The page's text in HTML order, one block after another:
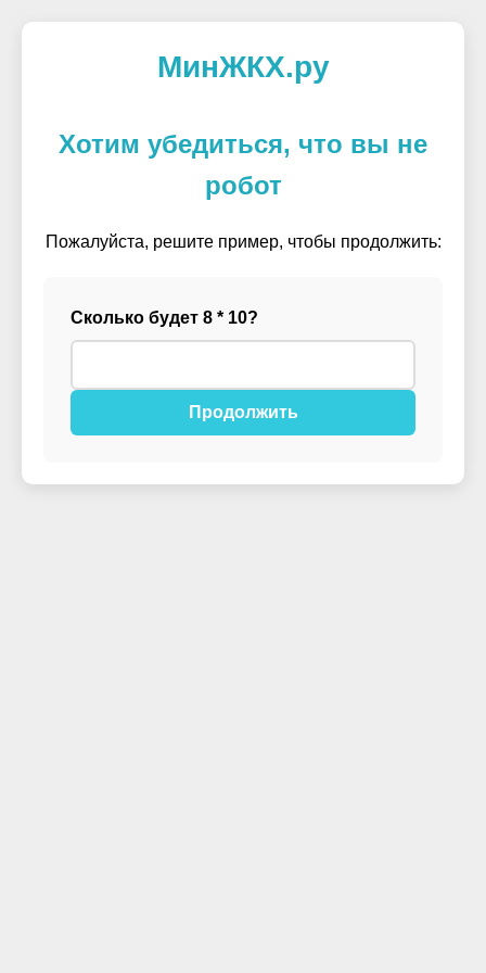
МинЖКХ.ру
Хотим убедиться, что вы не
робот
Пожалуйста, решите пример, чтобы продолжить:
Сколько будет 8 * 10?
Продолжить